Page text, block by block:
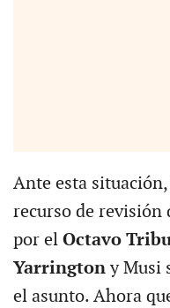
Ante esta
recurso de revisión
por el Octavo
Yarringtony Musi
el asunto. Ahora